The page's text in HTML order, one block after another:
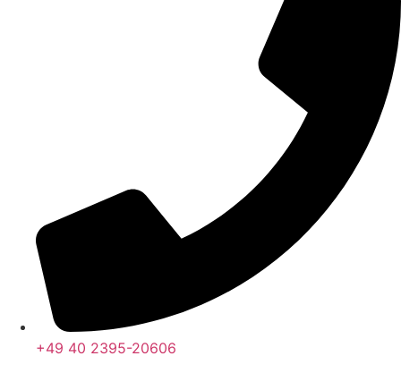
+49 40 2395-20606